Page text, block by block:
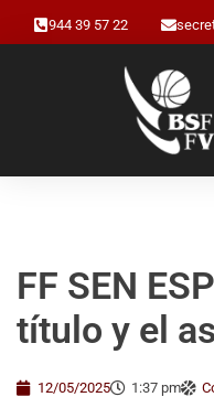
944 39 57 22
FF SEN
título y el
12/05/2025 1:37 pm